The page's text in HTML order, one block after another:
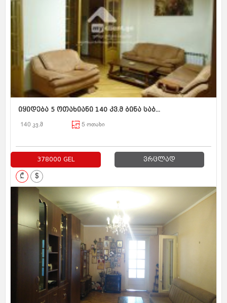
იყიდება 5 ოთახიანი 140 კვ.მ ბინა საბ...
140 კვ.მ 5 ოთახი
378000 GEL ვრცლად
₾ $